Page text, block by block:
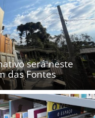
será neste
das Fontes